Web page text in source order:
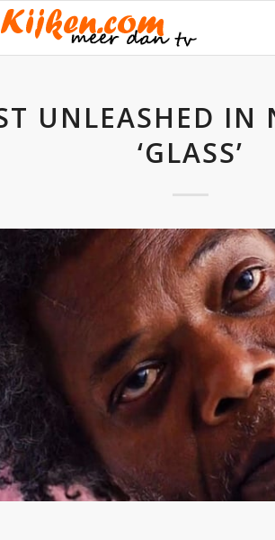
UNLEASHED IN
‘GLASS’